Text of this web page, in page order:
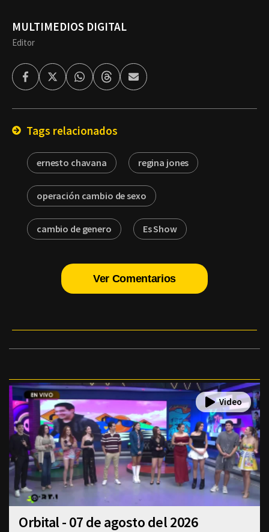
MULTIMEDIOS DIGITAL
Editor
FacebookTwitterWhatsappThreadsEnviar
por
Tags relacionados
ernesto chavana regina jones
operación cambio de sexo
cambio de genero Es Show
Ver Comentarios
Orbital - 07 de agosto del 2026